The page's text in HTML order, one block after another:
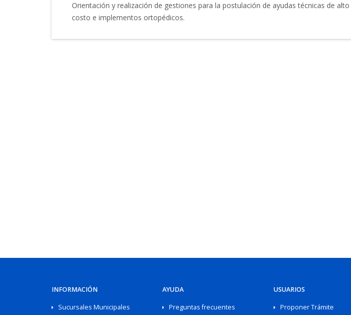
Orientación y realización de gestiones para la postulación de ayudas técnicas de alto
costo e implementos ortopédicos.
INFORMACIÓN
Sucursales Municipales
AYUDA
Preguntas frecuentes
USUARIOS
Proponer Trámite